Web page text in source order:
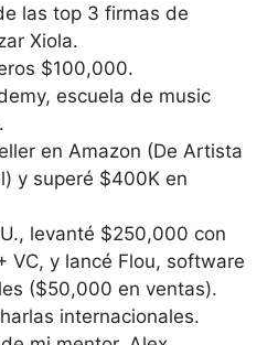
las top 3 firmas de
Xiola.
$100,000.
escuela de music
en Amazon (De Artista
y superé $400K en
levanté $250,000 con
VC, y lancé Flou, software
($50,000 en ventas).
internacionales.